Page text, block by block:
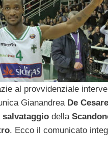
al provvidenziale
Gianandrea De Cesare
salvataggio della
. Ecco il comunicato